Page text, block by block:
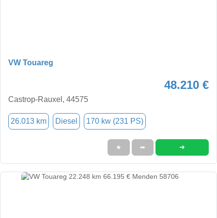
VW Touareg
48.210 €
Castrop-Rauxel, 44575
26.013 km Diesel 170 kw (231 PS)
★ ➦ ➜